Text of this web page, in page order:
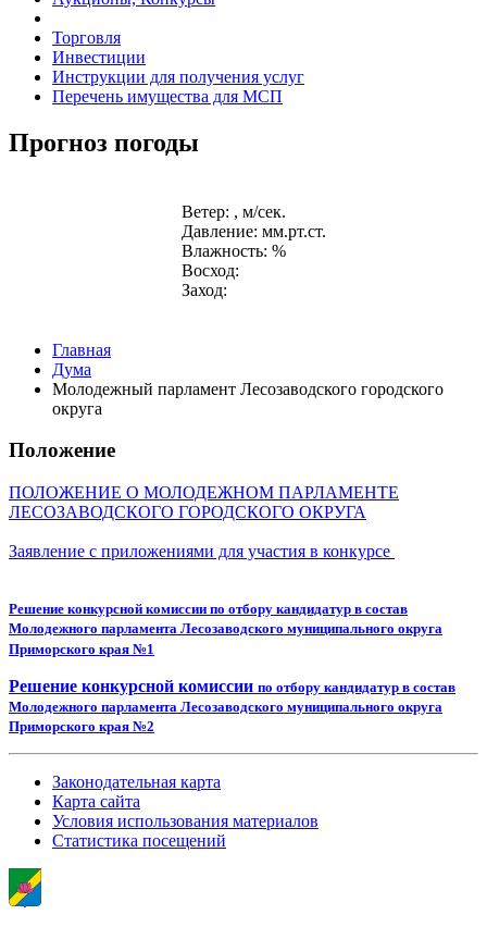
Торговля
Инвестиции
Инструкции для получения услуг
Перечень имущества для МСП
Прогноз погоды
Ветер: , м/сек.
Давление: мм.рт.ст.
Влажность: %
Восход:
Заход:
Главная
Дума
Молодежный парламент Лесозаводского городского
округа
Положение
ПОЛОЖЕНИЕ О МОЛОДЕЖНОМ ПАРЛАМЕНТЕ
ЛЕСОЗАВОДСКОГО ГОРОДСКОГО ОКРУГА
Заявление с приложениями для участия в конкурсе
Решение конкурсной комиссии по отбору кандидатур в состав
Молодежного парламента Лесозаводского муниципального округа
Приморского края №1
Решение конкурсной комиссии по отбору кандидатур в состав
Молодежного парламента Лесозаводского муниципального округа
Приморского края №2
Законодательная карта
Карта сайта
Условия использования материалов
Статистика посещений